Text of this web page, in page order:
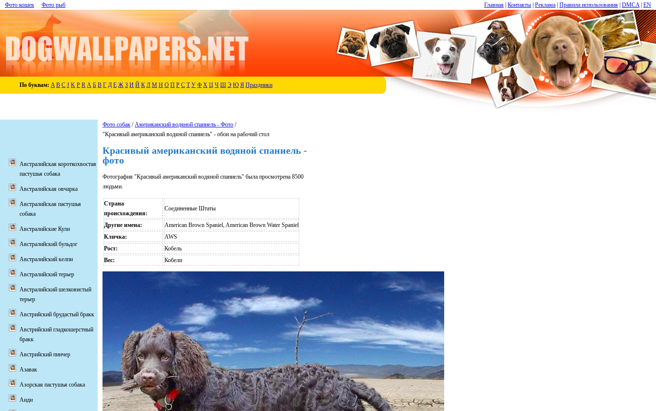
Главная Контакты Реклама Правила использования DMCA EN
Фото кошек Фото рыб
По буквам: A B C J K P R А Б В Г Д Е Ж З И Й К Л М Н О П Р С Т У Ф Х Ц Ч Ш Э Ю Я Праздники
Фото собак /Американский водяной спаниель - Фото /
"Красивый американский водяной спаниель" - обои на рабочий стол
Красивый американский водяной спаниель -
фото
Фотография "Красивый американский водяной спаниель" была просмотрена 8500
людьми.
Страна
происхождения:
Соединенные Штаты
Другие имена:
American Brown Spaniel, American Brown Water Spaniel
Кличка:
AWS
Рост:
Кобель
Вес:
Кобели
Австралийская короткохвостая
пастушья собака
Австралийская овчарка
Австралийская пастушья
собака
Австралийские Кули
Австралийский бульдог
Австралийский келпи
Австралийский терьер
Австралийский шелковистый
терьер
Австрийский брудастый бракк
Австрийский гладкошерстный
бракк
Австрийский пинчер
Азавак
Азорская пастушья собака
Аиди